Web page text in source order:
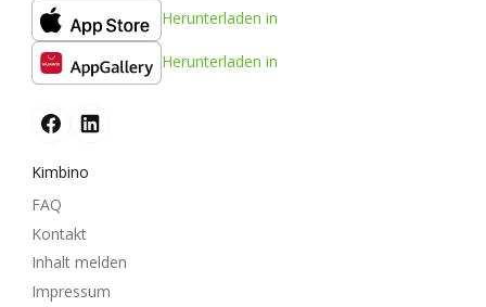
Herunterladen in
Herunterladen in
Kimbino
FAQ
Kontakt
Inhalt melden
Impressum